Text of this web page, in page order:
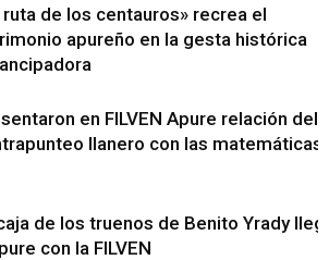
ruta de los centauros» recrea el
apureño en la gesta histórica
en FILVEN Apure relación del
llanero con las matemáticas
de los truenos de Benito Yrady
con la FILVEN